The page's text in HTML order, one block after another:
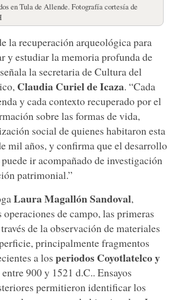
en Tula de Allende. Fotografía cortesía de
la recuperación arqueológica para
y estudiar la memoria profunda de
la secretaria de Cultura del
ClaudiaCuriel de Icaza. “Cada
y cada contexto recuperado por el
sobre las formas de vida,
social de quienes habitaron esta
mil años, y confirma que el desarrollo
ir acompañado de investigación
patrimonial.”
LauraMagallónSandoval,
operaciones de campo, las primeras
de la observación de materiales
principalmente fragmentos
a los periodos Coyotlatelco y
900 y 1521 d.C.. Ensayos
permitieron identificar los